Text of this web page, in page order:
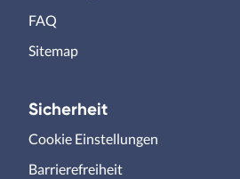
FAQ
Sitemap
Sicherheit
Cookie Einstellungen
Barrierefreiheit